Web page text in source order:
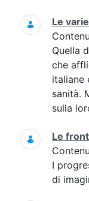
Le
Quella
che
italiane
sanità.
sulla
Le
I
di